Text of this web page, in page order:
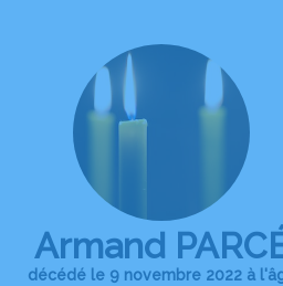
Armand
décédé le 9 novembre 2022 à